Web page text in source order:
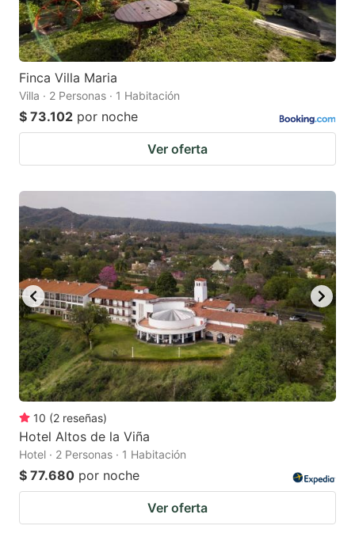
Finca Villa Maria
Villa · 2 Personas · 1 Habitación
$ 73.102 por noche
Ver oferta
10 (2 reseñas)
Hotel Altos de la Viña
Hotel · 2 Personas · 1 Habitación
$ 77.680 por noche
Ver oferta